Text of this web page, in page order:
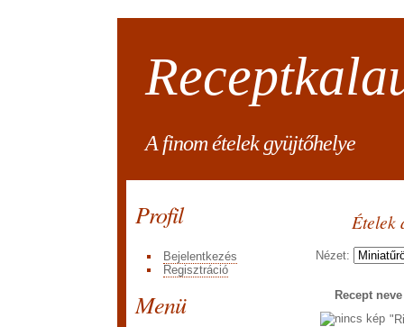
A finom ételek gyüjtőhelye
Profil
Bejelentkezés
Regisztráció
Menü
Ételek
Nézet:
Recept